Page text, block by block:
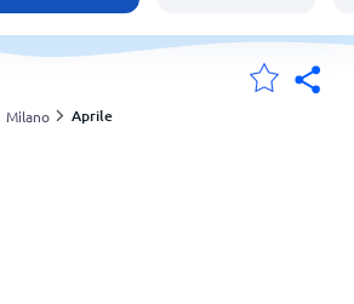
Milano Aprile